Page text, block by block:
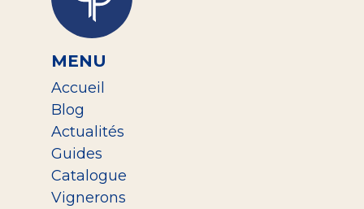
MENU
Accueil
Blog
Actualités
Guides
Catalogue
Vignerons